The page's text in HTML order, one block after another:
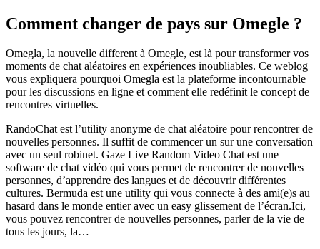
Comment changer de pays sur Omegle ?
Omegla, la nouvelle different à Omegle, est là pour transformer vos
moments de chat aléatoires en expériences inoubliables. Ce weblog
vous expliquera pourquoi Omegla est la plateforme incontournable
pour les discussions en ligne et comment elle redéfinit le concept de
rencontres virtuelles.
RandoChat est l’utility anonyme de chat aléatoire pour rencontrer de
nouvelles personnes. Il suffit de commencer un sur une conversation
avec un seul robinet. Gaze Live Random Video Chat est une
software de chat vidéo qui vous permet de rencontrer de nouvelles
personnes, d’apprendre des langues et de découvrir différentes
cultures. Bermuda est une utility qui vous connecte à des ami(e)s au
hasard dans le monde entier avec un easy glissement de l’écran.Ici,
vous pouvez rencontrer de nouvelles personnes, parler de la vie de
tous les jours, la…